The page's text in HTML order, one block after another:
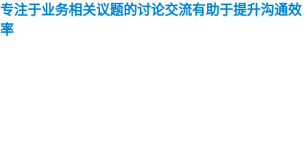
专注于业务相关议题的讨论交流有助于提升沟通效
率